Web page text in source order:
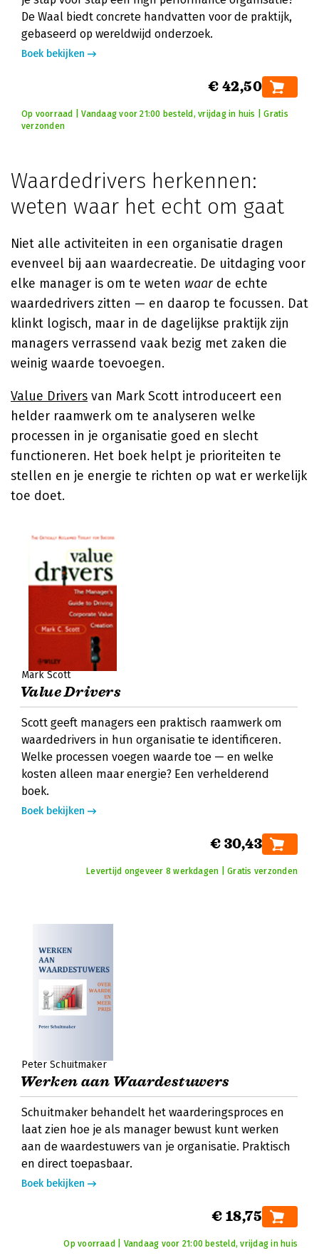
De Waal biedt concrete handvatten voor de praktijk,
gebaseerd op wereldwijd onderzoek.
Boek bekijken
€ 42,50
Op voorraad | Vandaag voor 21:00 besteld, vrijdag in huis | Gratis
verzonden
Waardedrivers herkennen:
weten waar het echt om gaat
Niet alle activiteiten in een organisatie dragen
evenveel bij aan waardecreatie. De uitdaging voor
elke manager is om te weten waarde echte
waardedrivers zitten — en daarop te focussen. Dat
klinkt logisch, maar in de dagelijkse praktijk zijn
managers verrassend vaak bezig met zaken die
weinig waarde toevoegen.
Value Drivers van Mark Scott introduceert een
helder raamwerk om te analyseren welke
processen in je organisatie goed en slecht
functioneren. Het boek helpt je prioriteiten te
stellen en je energie te richten op wat er werkelijk
toe doet.
Mark Scott
Value Drivers
Scott geeft managers een praktisch raamwerk om
waardedrivers in hun organisatie te identificeren.
Welke processen voegen waarde toe — en welke
kosten alleen maar energie? Een verhelderend
boek.
Boek bekijken
€ 30,43
Levertijd ongeveer 8 werkdagen | Gratis verzonden
Peter Schuitmaker
Werken aan Waardestuwers
Schuitmaker behandelt het waarderingsproces en
laat zien hoe je als manager bewust kunt werken
aan de waardestuwers van je organisatie. Praktisch
en direct toepasbaar.
Boek bekijken
€ 18,75
Op voorraad | Vandaag voor 21:00 besteld, vrijdag in huis